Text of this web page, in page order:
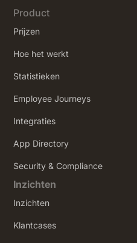
Product
Prijzen
Hoe het werkt
Statistieken
Employee Journeys
Integraties
App Directory
Security & Compliance
Inzichten
Inzichten
Klantcases